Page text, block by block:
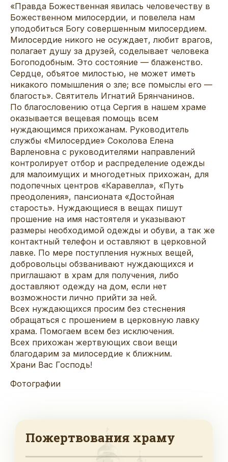
«Правда Божественная явилась человечеству в
Божественном милосердии, и повелела нам
уподобиться Богу совершенным милосердием.
Милосердие никого не осуждает, любит врагов,
полагает душу за друзей, соделывает человека
Богоподобным. Это состояние — блаженство.
Сердце, объятое милостью, не может иметь
никакого помышления о зле; все помыслы его —
благость». Святитель Игнатий Брянчанинов.
По благословению отца Сергия в нашем храме
оказывается вещевая помощь всем
нуждающимся прихожанам. Руководитель
службы «Милосердие» Соколова Елена
Варленовна с руководителями направлений
контролирует отбор и распределение одежды
для малоимущих и многодетных прихожан, для
подопечных центров «Каравелла», «Путь
преодоления», пансионата «Достойная
старость». Нуждающиеся в вещах пишут
прошение на имя настоятеля и указывают
размеры необходимой одежды и обуви, а так же
контактный телефон и оставляют в церковной
лавке. По мере поступления нужных вещей,
добровольцы обзванивают нуждающихся и
приглашают в храм для получения, либо
доставляют одежду на дом, если нет
возможности лично прийти за ней.
Всех нуждающихся просим без стеснения
обращаться с прошением в церковную лавку
храма. Помогаем всем без исключения.
Всех прихожан жертвующих свои вещи
благодарим за милосердие к ближним.
Храни Вас Господь!
Фотографии
Пожертвования храму